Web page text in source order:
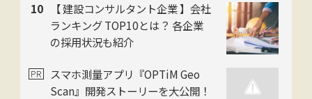
【 建設コンサルタント企業 】会社
ランキング TOP10とは？ 各企業
の採用状況も紹介
スマホ測量アプリ『OPTiM Geo
Scan』開発ストーリーを大公開！